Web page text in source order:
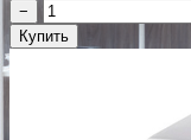
−
Купить